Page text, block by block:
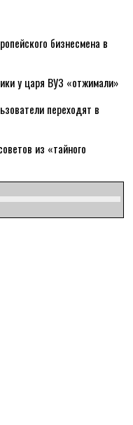
бизнесмена в
у царя ВУЗ «отжимали»
переходят в
из «тайного